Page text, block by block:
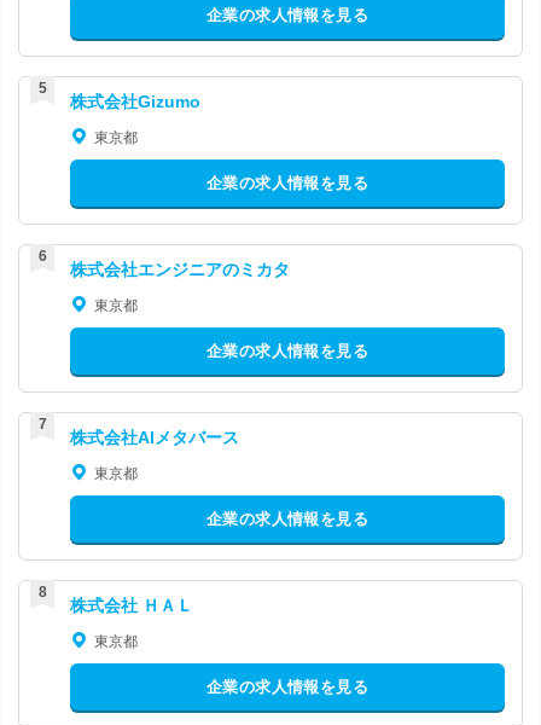
企業の求人情報を見る
株式会社Gizumo
東京都
企業の求人情報を見る
株式会社エンジニアのミカタ
東京都
企業の求人情報を見る
株式会社AIメタバース
東京都
企業の求人情報を見る
株式会社 ＨＡＬ
東京都
企業の求人情報を見る